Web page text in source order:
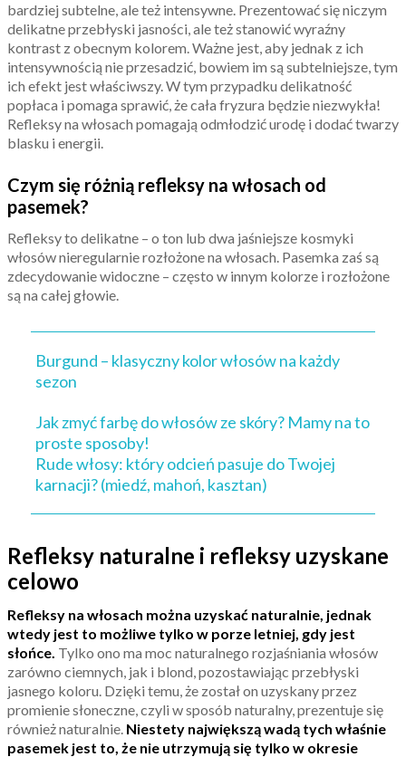
bardziej subtelne, ale też intensywne. Prezentować się niczym
delikatne przebłyski jasności, ale też stanowić wyraźny
kontrast z obecnym kolorem. Ważne jest, aby jednak z ich
intensywnością nie przesadzić, bowiem im są subtelniejsze, tym
ich efekt jest właściwszy. W tym przypadku delikatność
popłaca i pomaga sprawić, że cała fryzura będzie niezwykła!
Refleksy na włosach pomagają odmłodzić urodę i dodać twarzy
blasku i energii.
Czym się różnią refleksy na włosach od
pasemek?
Refleksy to delikatne – o ton lub dwa jaśniejsze kosmyki
włosów nieregularnie rozłożone na włosach. Pasemka zaś są
zdecydowanie widoczne – często w innym kolorze i rozłożone
są na całej głowie.
Burgund – klasyczny kolor włosów na każdy
sezon
Jak zmyć farbę do włosów ze skóry? Mamy na to
proste sposoby!
Rude włosy: który odcień pasuje do Twojej
karnacji? (miedź, mahoń, kasztan)
Refleksy naturalne i refleksy uzyskane
celowo
Refleksy na włosach można uzyskać naturalnie, jednak
wtedy jest to możliwe tylko w porze letniej, gdy jest
słońce. Tylko ono ma moc naturalnego rozjaśniania włosów
zarówno ciemnych, jak i blond, pozostawiając przebłyski
jasnego koloru. Dzięki temu, że został on uzyskany przez
promienie słoneczne, czyli w sposób naturalny, prezentuje się
również naturalnie. Niestety największą wadą tych właśnie
pasemek jest to, że nie utrzymują się tylko w okresie